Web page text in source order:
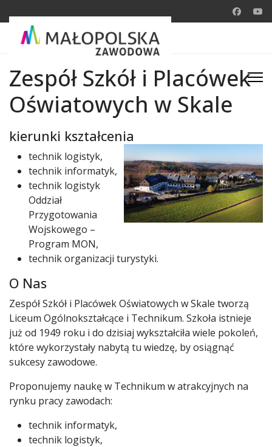
Zespół Szkół i Placówek
Oświatowych w Skale
kierunki kształcenia
technik logistyk,
technik informatyk,
technik logistyk
Oddział
Przygotowania
Wojskowego –
Program MON,
technik organizacji turystyki.
O Nas
Zespół Szkół i Placówek Oświatowych w Skale tworzą
Liceum Ogólnokształcące i Technikum. Szkoła istnieje
już od 1949 roku i do dzisiaj wykształciła wiele pokoleń,
które wykorzystały nabytą tu wiedzę, by osiągnąć
sukcesy zawodowe.
Proponujemy naukę w Technikum w atrakcyjnych na
rynku pracy zawodach:
technik informatyk,
technik logistyk,